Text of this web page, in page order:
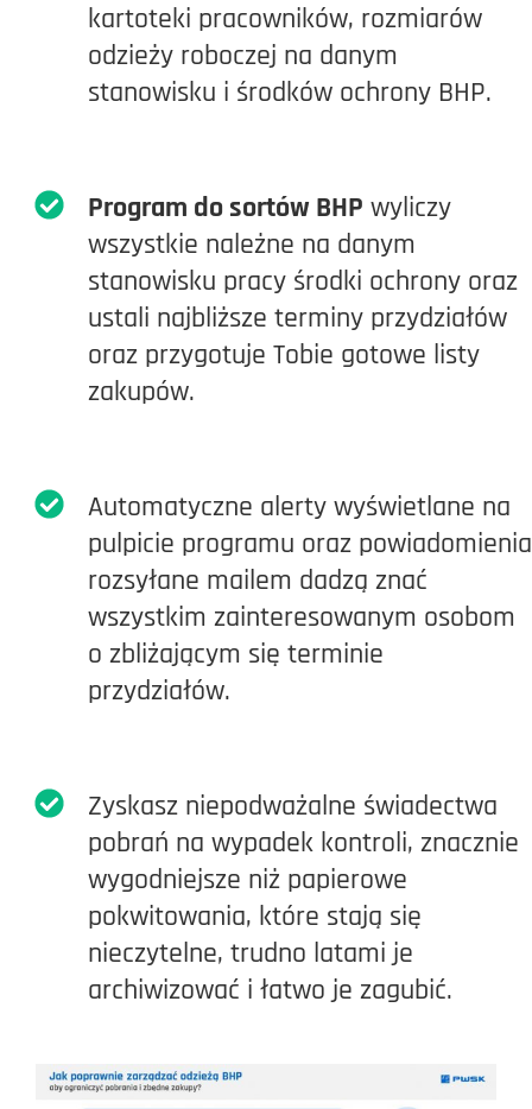
kartoteki pracowników, rozmiarów
odzieży roboczej na danym
stanowisku i środków ochrony BHP.
Program do sortów BHP wyliczy
wszystkie należne na danym
stanowisku pracy środki ochrony oraz
ustali najbliższe terminy przydziałów
oraz przygotuje Tobie gotowe listy
zakupów.
Automatyczne alerty wyświetlane na
pulpicie programu oraz powiadomienia
rozsyłane mailem dadzą znać
wszystkim zainteresowanym osobom
o zbliżającym się terminie
przydziałów.
Zyskasz niepodważalne świadectwa
pobrań na wypadek kontroli, znacznie
wygodniejsze niż papierowe
pokwitowania, które stają się
nieczytelne, trudno latami je
archiwizować i łatwo je zagubić.